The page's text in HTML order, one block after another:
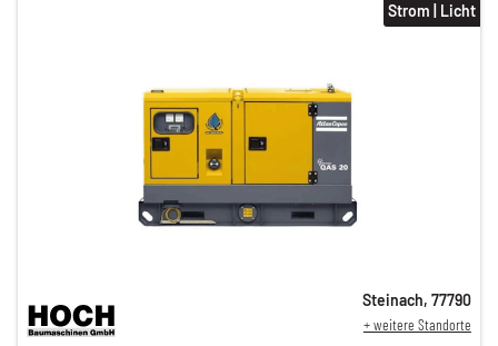
Strom | Licht
Steinach, 77790
+ weitere Standorte